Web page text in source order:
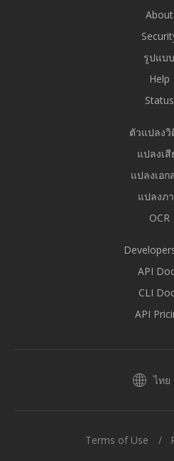
About
รูปแบบ
Help
Status
ตัวแปลงวิ
แปลงเสี
แปลงเอก
แปลงภ
OCR
API
CLI
API
ไทย
Terms of Use